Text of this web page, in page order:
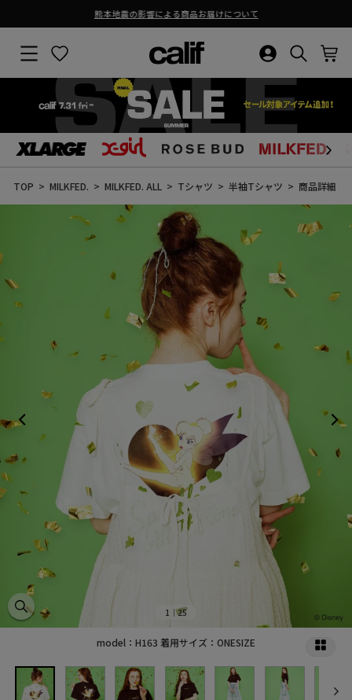
テ
に
プ
る
ス
ラ
イ
ョ
ー
を
止
め
熊本地震の影響による商品お届けについて
サイトナビゲーション
お気に入り ログイン・新
検索結果
TOP MILKFED. MILKFED. ALL Tシャツ 半袖Tシャツ 商品詳細
1 ｜25
model：H163 着用サイズ：ONESIZE